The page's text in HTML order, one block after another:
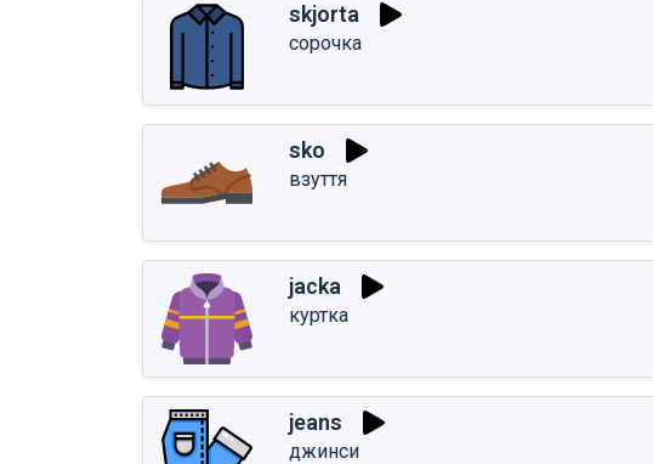
skjorta
сорочка
sko
взуття
jacka
куртка
jeans
джинси